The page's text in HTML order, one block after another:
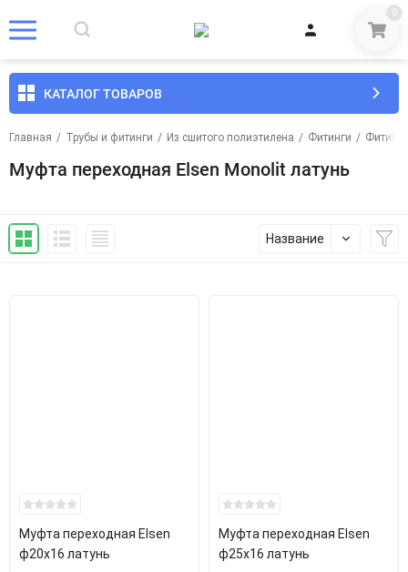
0
КАТАЛОГ ТОВАРОВ
Главная / Трубы и фитинги / Из сшитого полиэтилена / Фитинги /
Муфта переходная Elsen Monolit латунь
Название
Муфта переходная Elsen
ф20х16 латунь
Муфта переходная Elsen
ф25х16 латунь